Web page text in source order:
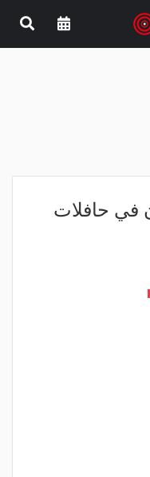
في حافلات